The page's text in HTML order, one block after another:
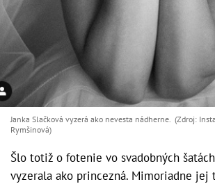
Janka Slačková vyzerá ako nevesta nádherne. (Zdroj:
Rymšinová)
Šlo totiž o fotenie vo svadobných
vyzerala ako princezná. Mimoriadne jej